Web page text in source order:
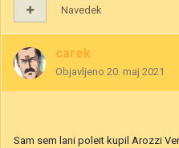
Navedek
carek
Objavljeno 20. maj 2021
Sam sem lani poleit kupil Arozzi